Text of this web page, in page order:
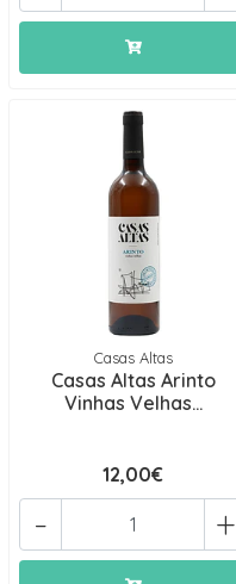
Casas Altas
Casas Altas Arinto
Vinhas Velhas...
12,00€
+
-